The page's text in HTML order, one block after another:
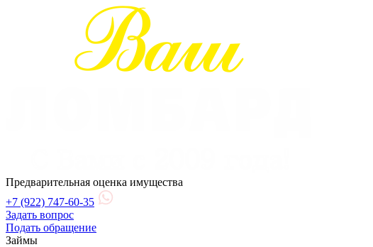
Предварительная оценка имущества
+7 (922) 747-60-35
Задать вопрос
Подать обращение
Займы